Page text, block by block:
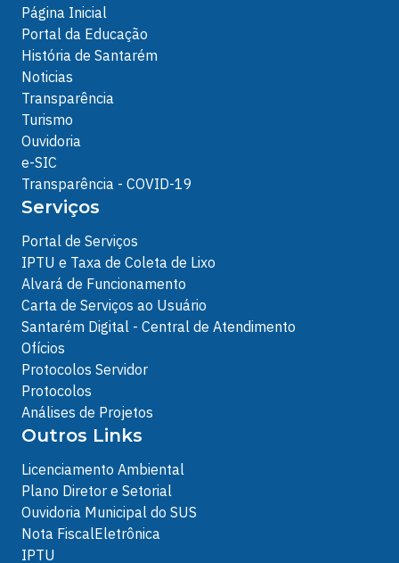
Página Inicial
Portal da Educação
História de Santarém
Noticias
Transparência
Turismo
Ouvidoria
e-SIC
Transparência - COVID-19
Serviços
Portal de Serviços
IPTU e Taxa de Coleta de Lixo
Alvará de Funcionamento
Carta de Serviços ao Usuário
Santarém Digital - Central de Atendimento
Ofícios
Protocolos Servidor
Protocolos
Análises de Projetos
Outros Links
Licenciamento Ambiental
Plano Diretor e Setorial
Ouvidoria Municipal do SUS
Nota FiscalEletrônica
IPTU